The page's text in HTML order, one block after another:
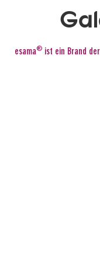
esama® ist ein Brand